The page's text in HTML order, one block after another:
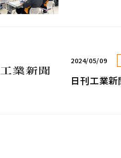
2024/05/09
日刊工業